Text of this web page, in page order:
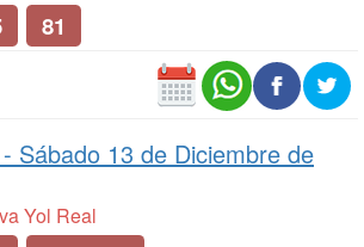
81
Sábado 13 de Diciembre de
Yol Real